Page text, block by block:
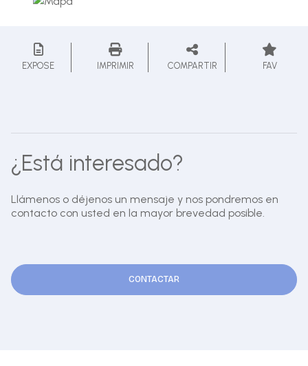
EXPOSE IMPRIMIR COMPARTIR FAV
¿Está interesado?
Llámenos o déjenos un mensaje y nos pondremos en
contacto con usted en la mayor brevedad posible.
CONTACTAR